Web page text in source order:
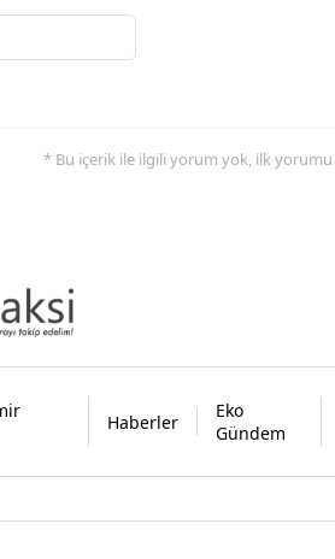
* Bu içerik ile ilgili yorum yok, ilk yorumu
Haberler
Eko
Gündem